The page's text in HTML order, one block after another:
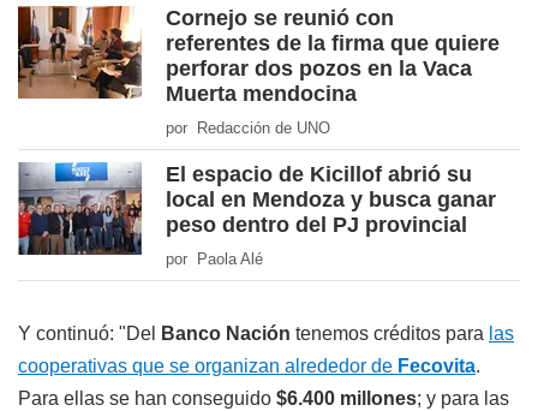
Cornejo se reunió con
referentes de la firma que quiere
perforar dos pozos en la Vaca
Muerta mendocina
por Redacción de UNO
El espacio de Kicillof abrió su
local en Mendoza y busca ganar
peso dentro del PJ provincial
por Paola Alé
Y continuó: "Del Banco Nación tenemos créditos para las
cooperativas que se organizan alrededor de Fecovita.
Para ellas se han conseguido $6.400 millones; y para las